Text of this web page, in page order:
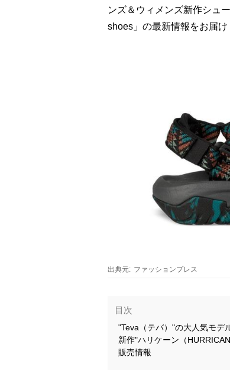
ンズ＆ウィメンズ新作シュ
shoes」の最新情報をお届け
出典元: ファッションプレス
目次
"Teva（テバ）"の大人気モデ
新作"ハリケーン（
販売情報